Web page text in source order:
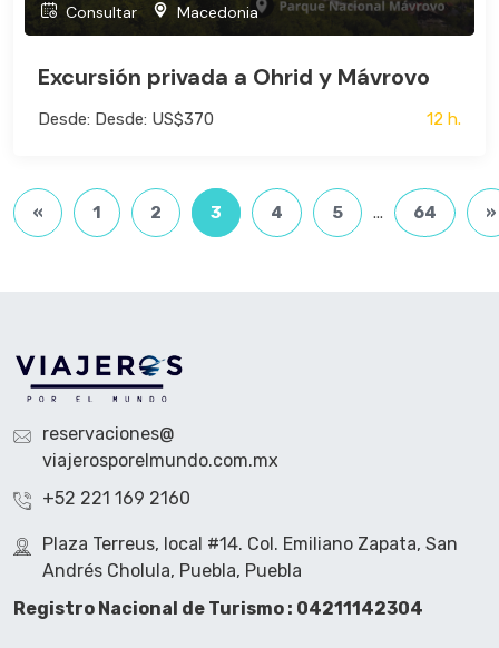
Consultar Macedonia
Excursión privada a Ohrid y Mávrovo
Desde: Desde: US$370 12 h.
« 1 2 3 4 5 ... 64 »
reservaciones@
viajerosporelmundo.com.mx
+52 221 169 2160
Plaza Terreus, local #14. Col. Emiliano Zapata, San
Andrés Cholula, Puebla, Puebla
Registro Nacional de Turismo : 04211142304